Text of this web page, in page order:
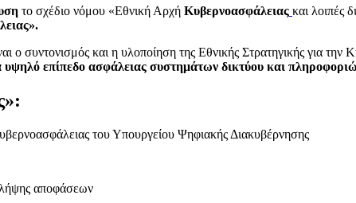
το σχέδιο νόμου «Εθνική Αρχή Κυβερνοασφάλειας και λοιπές
ο συντονισμός και η υλοποίηση της Εθνικής Στρατηγικής για
υψηλό επίπεδο ασφάλειας συστημάτων δικτύου και
του Υπουργείου Ψηφιακής Διακυβέρνησης
λήψης αποφάσεων